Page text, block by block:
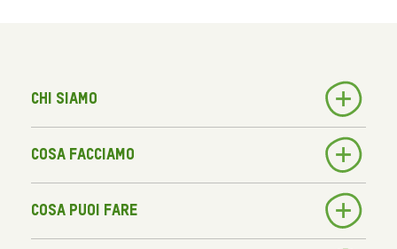
Chi siamo
Cosa facciamo
Cosa puoi fare